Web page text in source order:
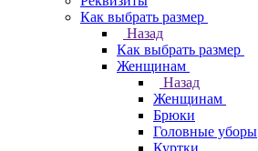
Как выбрать размер
Назад
Как выбрать размер
Женщинам
Назад
Женщинам
Брюки
Головные уборы
Куртки